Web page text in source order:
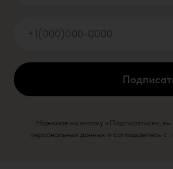
Нажимая на кнопку «Подписаться», вы
персональных данных и соглашаетесь c